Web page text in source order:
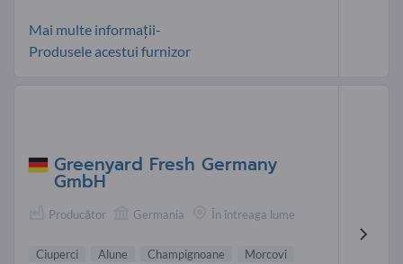
Mai multe informații-
Produsele acestui furnizor
Greenyard Fresh Germany
GmbH
Producător Germania În întreaga lume
Ciuperci Alune Champignoane
Morcovi